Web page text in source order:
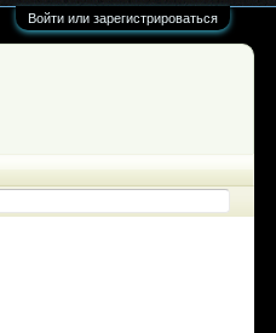
Войти или зарегистрироваться